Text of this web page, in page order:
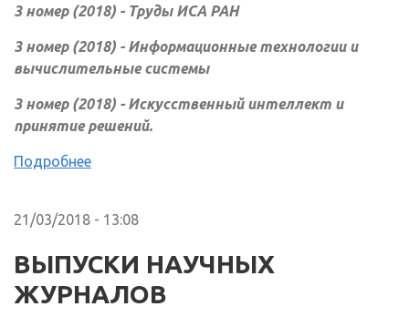
3 номер (2018) - Труды ИСА РАН
3 номер (2018) - Информационные технологии и
вычислительные системы
3 номер (2018) - Искусственный интеллект и
принятие решений.
Подробнее
21/03/2018 - 13:08
ВЫПУСКИ НАУЧНЫХ
ЖУРНАЛОВ